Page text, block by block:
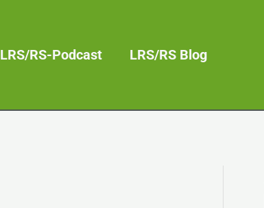
LRS/RS-Podcast LRS/RS Blog